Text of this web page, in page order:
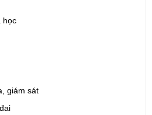
học
giám sát